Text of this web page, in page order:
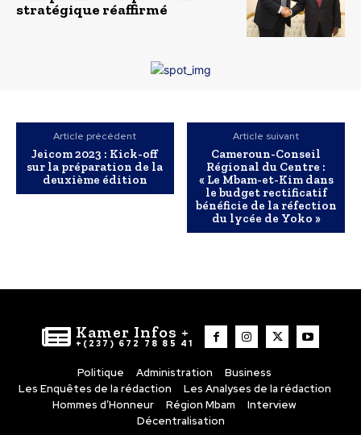
stratégique réaffirmé
Article précédent
Jeicom 2023 : Kick-off
sur la préparation de la
deuxième édition
Article suivant
Cameroun-Conseil
Régional du Centre :
« Le Mbam-et-Kim dans
le budget rectificatif
bénéficie de la réfection
du lycée de Yoko »
Kamer Infos +
+(237) 672 78 85 41
Politique Administration
Business
Les Enquêtes de la rédaction
Les Analyses de la rédaction
Hommes d’Honneur
Région Mbam
Interview
Décentralisation